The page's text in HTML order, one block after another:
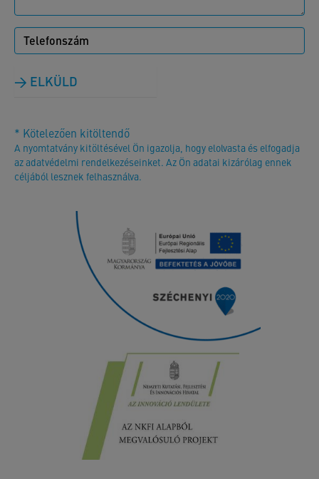
ELKÜLD
* Kötelezően kitöltendő
A nyomtatvány kitöltésével Ön igazolja, hogy elolvasta és elfogadja
az adatvédelmi rendelkezéseinket. Az Ön adatai kizárólag ennek
céljából lesznek felhasználva.